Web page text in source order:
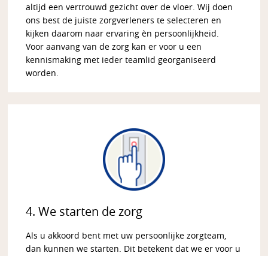
altijd een vertrouwd gezicht over de vloer. Wij doen
ons best de juiste zorgverleners te selecteren en
kijken daarom naar ervaring èn persoonlijkheid.
Voor aanvang van de zorg kan er voor u een
kennismaking met ieder teamlid georganiseerd
worden.
4. We starten de zorg
Als u akkoord bent met uw persoonlijke zorgteam,
dan kunnen we starten. Dit betekent dat we er voor u